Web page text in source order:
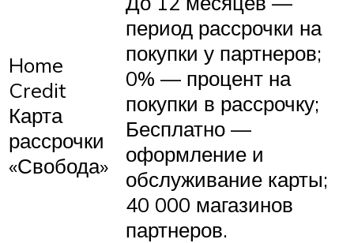
Home
Credit
Карта
рассрочки
«Свобода»
период рассрочки на
покупки у партнеров;
0% — процент на
покупки в рассрочку;
Бесплатно —
оформление и
обслуживание карты;
40 000 магазинов
партнеров.